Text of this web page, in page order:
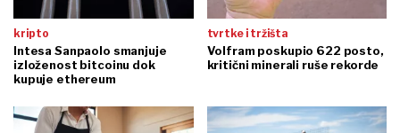
kripto
Intesa Sanpaolo smanjuje
izloženost bitcoinu dok
kupuje ethereum
tvrtke i tržišta
Volfram poskupio 622 posto,
kritični minerali ruše rekorde